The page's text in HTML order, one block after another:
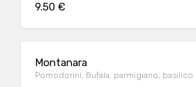
9.50 €
Montanara
Pomodorini, Bufala, parmigiano, basilico